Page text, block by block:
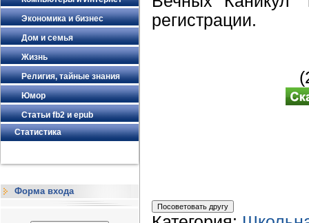
Экономика и бизнес
Дом и семья
Жизнь
Религия, тайные знания
Юмор
Статьи fb2 и epub
Статистика
Форма входа
регистрации.